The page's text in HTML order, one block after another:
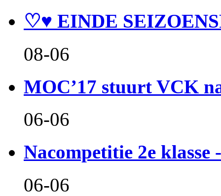
♡♥ EINDE
08-06
MOC’17 stuurt VCK
06-06
Nacompetitie 2e klasse
06-06